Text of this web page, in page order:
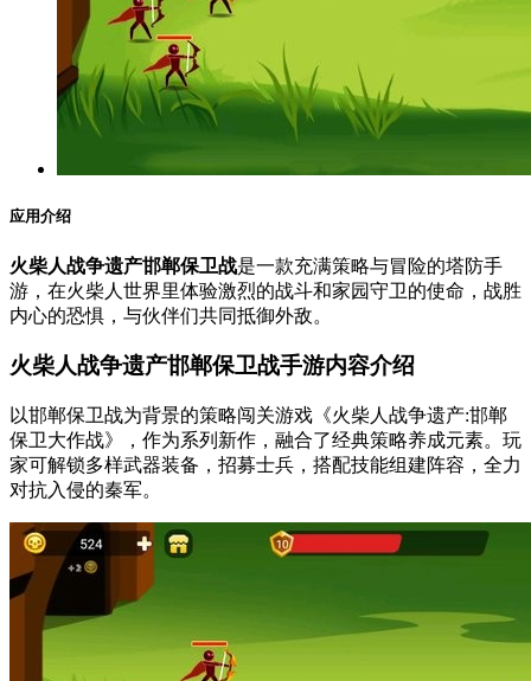
应用介绍
火柴人战争遗产邯郸保卫战是一款充满策略与冒险的塔防手
游，在火柴人世界里体验激烈的战斗和家园守卫的使命，战胜
内心的恐惧，与伙伴们共同抵御外敌。
火柴人战争遗产邯郸保卫战手游内容介绍
以邯郸保卫战为背景的策略闯关游戏《火柴人战争遗产:邯郸
保卫大作战》，作为系列新作，融合了经典策略养成元素。玩
家可解锁多样武器装备，招募士兵，搭配技能组建阵容，全力
对抗入侵的秦军。